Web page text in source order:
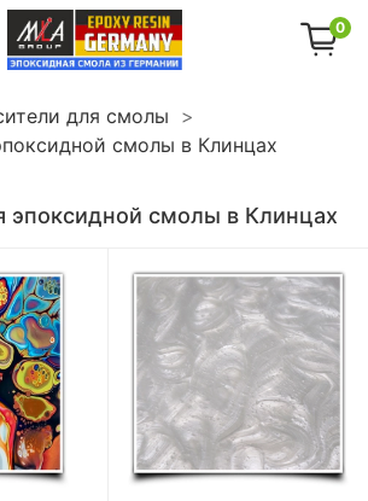
0
для смолы
смолы в Клинцах
эпоксидной смолы в Клинцах